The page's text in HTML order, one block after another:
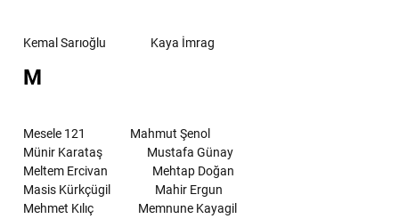
Kemal Sarıoğlu Kaya İmrag
M
Mesele 121
Mahmut Şenol
Münir Karataş
Mustafa Günay
Meltem Ercivan
Mehtap Doğan
Masis Kürkçügil
Mahir Ergun
Mehmet Kılıç
Memnune Kayagil